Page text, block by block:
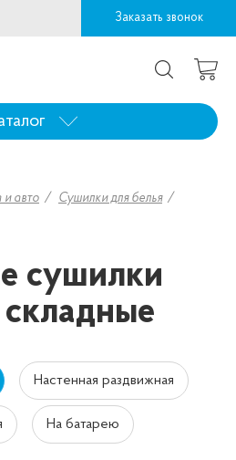
Заказать звонок
и авто Сушилки для белья
сушилки
Настенная раздвижная
На батарею